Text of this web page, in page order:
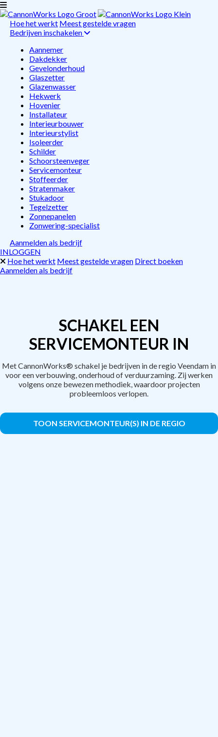
Hoe het werkt Meest gestelde vragen
Bedrijven inschakelen
Aannemer
Dakdekker
Gevelonderhoud
Glaszetter
Glazenwasser
Hekwerk
Hovenier
Installateur
Interieurbouwer
Interieurstylist
Isoleerder
Schilder
Schoorsteenveger
Servicemonteur
Stoffeerder
Stratenmaker
Stukadoor
Tegelzetter
Zonnepanelen
Zonwering-specialist
Aanmelden als bedrijf
INLOGGEN
Hoe het werkt Meest gestelde vragen Direct boeken
Aanmelden als bedrijf
SCHAKEL EEN
SERVICEMONTEUR IN
Met CannonWorks® schakel je bedrijven in de regio Veendam in
voor een verbouwing, onderhoud of verduurzaming. Zij werken
volgens onze bewezen methodiek, waardoor projecten
probleemloos verlopen.
TOON SERVICEMONTEUR(S) IN DE REGIO